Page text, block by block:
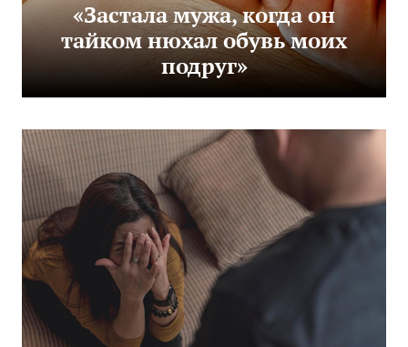
«Застала мужа, когда он
тайком нюхал обувь моих
подруг»